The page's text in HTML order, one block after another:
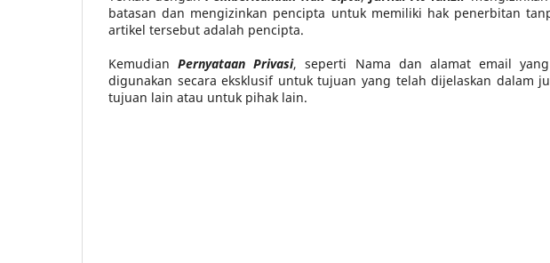
batasan dan mengizinkan pencipta untuk memiliki hak penerbitan
artikel tersebut adalah pencipta.
KemudianPernyataan Privasi, seperti Nama dan alamat email
digunakan secara eksklusif untuk tujuan yang telah dijelaskan dalam
tujuan lain atau untuk pihak lain.